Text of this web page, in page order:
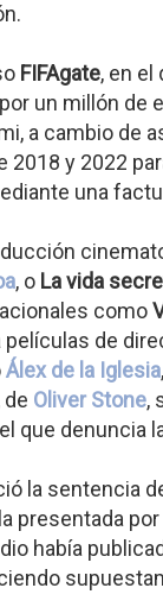
FIFAgate, en el
un millón de
a cambio de
2018 y 2022
una
, o La vida
como
de
Álex de la Iglesia
de Oliver Stone,
que denuncia
la sentencia
presentada
había